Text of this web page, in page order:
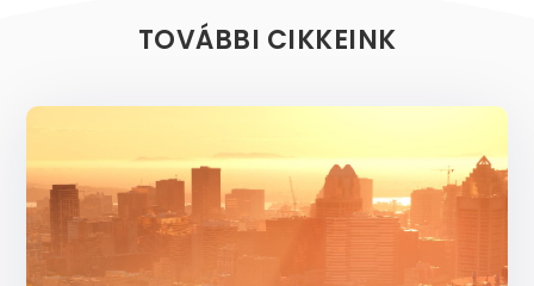
TOVÁBBI CIKKEINK